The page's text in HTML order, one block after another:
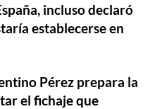
incluso declaró
establecerse en
Pérez prepara la
el fichaje que